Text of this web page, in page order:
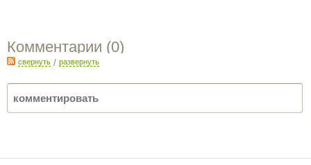
Комментарии (0)
свернуть / развернуть